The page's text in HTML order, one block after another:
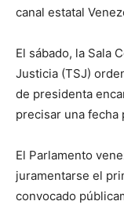
canal estatal
El sábado, la Sala
Justicia (TSJ)
de presidenta
precisar una fecha
El Parlamento
juramentarse el
convocado